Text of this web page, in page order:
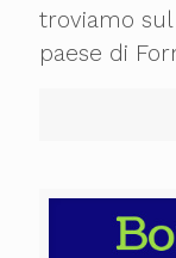
troviamo
paese di